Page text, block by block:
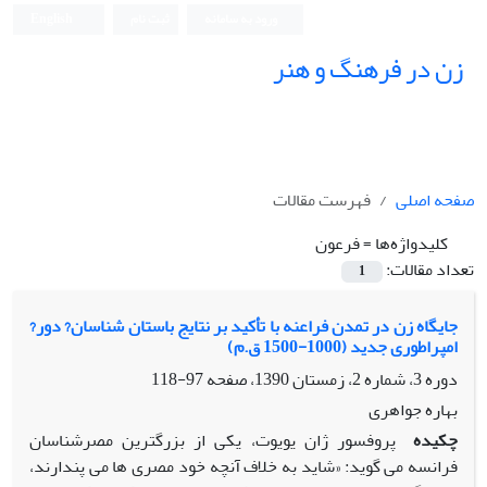
زن در فرهنگ و هنر
صفحه اصلی
فهرست مقالات
کلیدواژه‌ها =فرعون
تعداد مقالات:
1
جایگاه زن در تمدن فراعنه با تأکید بر نتایج باستان شناسان? دور?
امپراطوری جدید (1000-1500 ق.م)
دوره 3، شماره 2، زمستان 1390، صفحه
97-118
بهاره جواهری
چکیده پروفسور ژان یویوت، یکی از بزرگترین مصرشناسان
فرانسه می گوید: «شاید به خلاف آنچه خود مصری ها می پندارند،